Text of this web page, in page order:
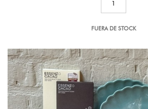
FUERA DE STOCK